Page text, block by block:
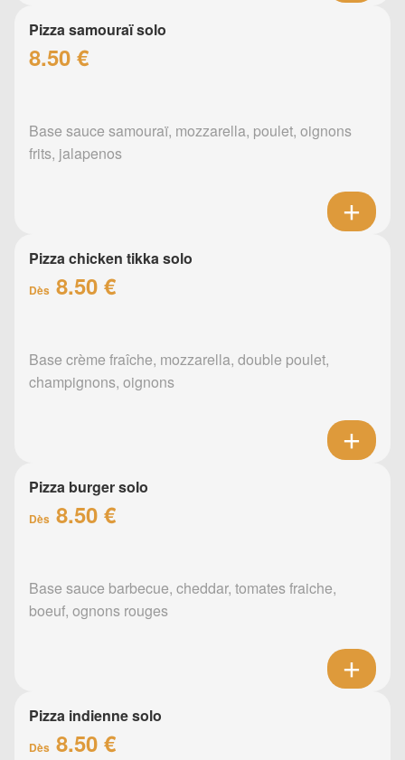
Pizza samouraï solo
8.50 €
Base sauce samouraï, mozzarella, poulet, oignons
frits, jalapenos
Pizza chicken tikka solo
Dès 8.50 €
Base crème fraîche, mozzarella, double poulet,
champignons, oignons
Pizza burger solo
Dès 8.50 €
Base sauce barbecue, cheddar, tomates fraiche,
boeuf, ognons rouges
Pizza indienne solo
Dès 8.50 €